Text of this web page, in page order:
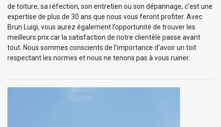
de toiture, sa réfection, son entretien ou son dépannage, c’est une
expertise de plus de 30 ans que nous vous feront profiter. Avec
Brun Luigi, vous aurez également l’opportunité de trouver les
meilleurs prix car la satisfaction de notre clientèle passe avant
tout. Nous sommes conscients de l’importance d’avoir un toit
respectant les normes et nous ne tenons pas à vous ruiner.